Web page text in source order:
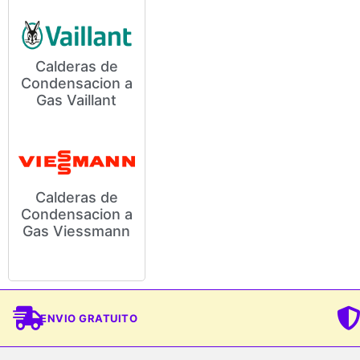
Calderas de
Condensacion a
Gas Vaillant
Modelos y Precios de
Calderas de Condensación a
Calderas de
Condensacion a
Gas Viessmann
Modelos y Precios de
Calderas de Condensación a
ENVIO GRATUITO